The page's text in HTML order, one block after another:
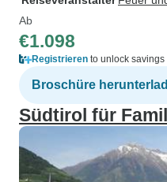
Ab
€1.098
Registrieren to unlock savings
Broschüre
Südtirol für